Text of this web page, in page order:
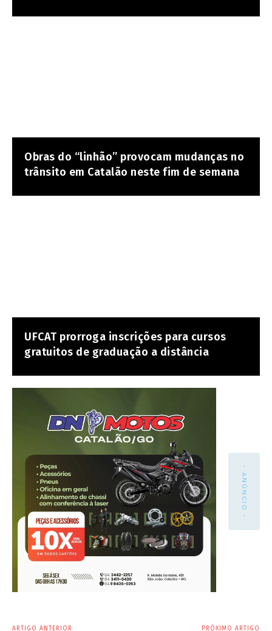
Obras do “linhão” provocam mudanças no
trânsito em Catalão neste fim de semana
UFCAT prorroga inscrições para cursos
gratuitos de graduação a distância
- ANÚNCIO -
ARTIGO ANTERIOR PRÓXIMO ARTIGO